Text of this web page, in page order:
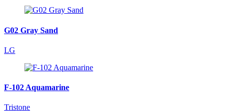
G02 Gray Sand
LG
F-102 Aquamarine
Tristone